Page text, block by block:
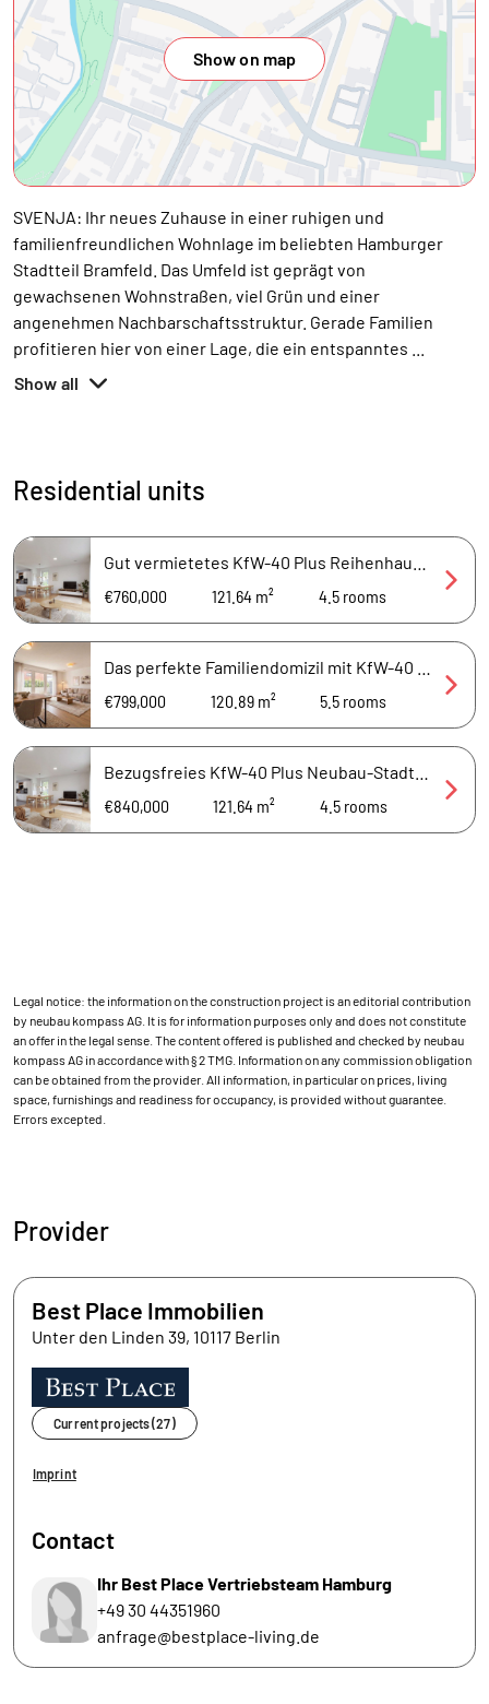
Show on map
SVENJA: Ihr neues Zuhause in einer ruhigen und
familienfreundlichen Wohnlage im beliebten Hamburger
Stadtteil Bramfeld. Das Umfeld ist geprägt von
gewachsenen Wohnstraßen, viel Grün und einer
angenehmen Nachbarschaftsstruktur. Gerade Familien
profitieren hier von einer Lage, die ein entspanntes
Show all
Residential units
€760,000
121.64 m² 4.5 rooms
€799,000
120.89 m² 5.5 rooms
€840,000
121.64 m² 4.5 rooms
Legal notice: the information on the construction project is an editorial contribution
by neubau kompass AG. It is for information purposes only and does not constitute
an offer in the legal sense. The content offered is published and checked by neubau
kompass AG in accordance with § 2 TMG. Information on any commission obligation
can be obtained from the provider. All information, in particular on prices, living
space, furnishings and readiness for occupancy, is provided without guarantee.
Errors excepted.
Provider
Best Place Immobilien
Unter den Linden 39, 10117 Berlin
Current projects (27)
Imprint
Contact
Ihr Best Place Vertriebsteam Hamburg
+49 30 44351960
anfrage@bestplace-living.de